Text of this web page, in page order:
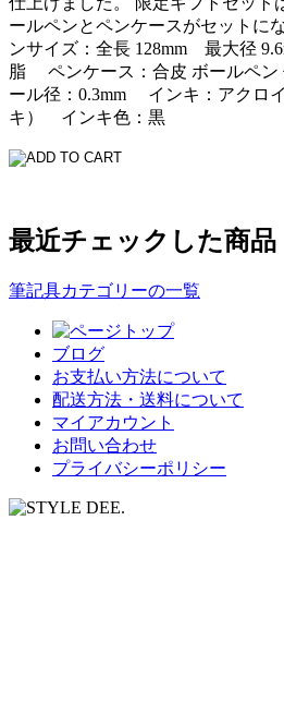
ールペンとペンケースがセットに
ンサイズ：全長 128mm 最大径
脂 ペンケース：合皮 ボールペ
ール径：0.3mm インキ：アクロ
キ） インキ色：黒
最近チェックした商品
筆記具カテゴリーの一覧
ブログ
お支払い方法について
配送方法・送料について
マイアカウント
お問い合わせ
プライバシーポリシー